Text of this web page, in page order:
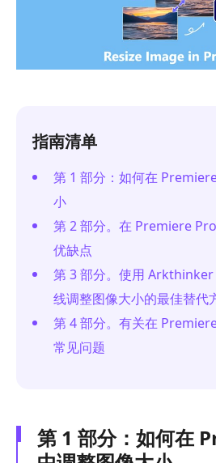
指南清单
第 1 部分：如何在
小
第 2 部分。在 Premiere
优缺点
第 3 部分。使用 Arkthinker
线调整图像大小的最佳替代
第 4 部分。有关在
常见问题
第 1 部分：如何在